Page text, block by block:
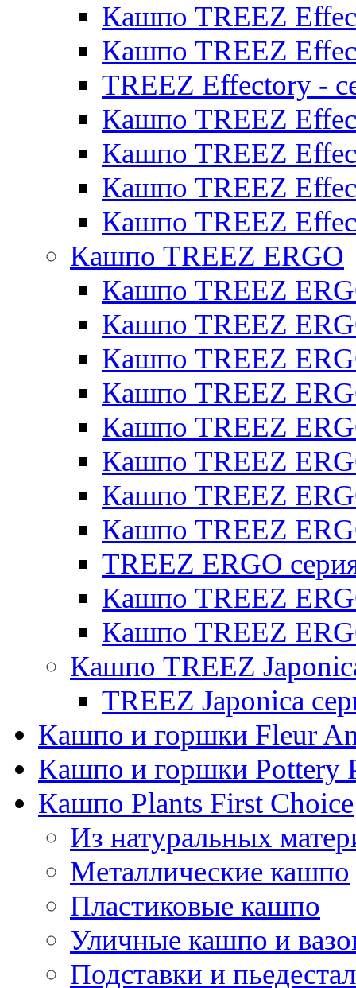
Кашпо TREEZ
Кашпо TREEZ
TREEZ Effectory -
Кашпо TREEZ
Кашпо TREEZ
Кашпо TREEZ
Кашпо TREEZ
Кашпо TREEZ ERGO
Кашпо TREEZ
Кашпо TREEZ
Кашпо TREEZ
Кашпо TREEZ
Кашпо TREEZ
Кашпо TREEZ
Кашпо TREEZ
Кашпо TREEZ
TREEZ ERGO
Кашпо TREEZ
Кашпо TREEZ
Кашпо TREEZ
TREEZ Japonica
Кашпо и горшки Fleur
Кашпо и горшки Pottery
Кашпо Plants First Choice
Из натуральных
Металлические кашпо
Пластиковые кашпо
Уличные кашпо и
Подставки и